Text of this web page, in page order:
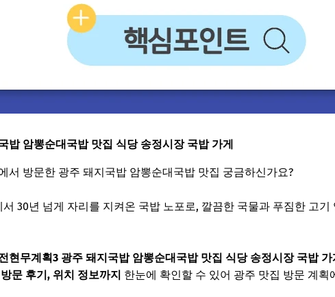
밥 암뽕순대국밥 맛집 식당 송정시장 국밥 가게
서 방문한 광주 돼지국밥 암뽕순대국밥 맛집 궁금하신가요?
30년 넘게 자리를 지켜온 국밥 노포로, 깔끔한 국물과 푸짐한 고
현무계획3 광주 돼지국밥 암뽕순대국밥 맛집 식당 송정시장 국밥
문 후기, 위치 정보까지 한눈에 확인할 수 있어 광주 맛집 방문 계획